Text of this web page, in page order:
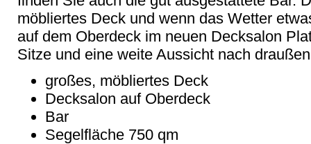
möbliertes Deck und wenn das Wetter
auf dem Oberdeck im neuen Decksalon
Sitze und eine weite Aussicht nach
großes, möbliertes Deck
Decksalon auf Oberdeck
Bar
Segelfläche 750 qm